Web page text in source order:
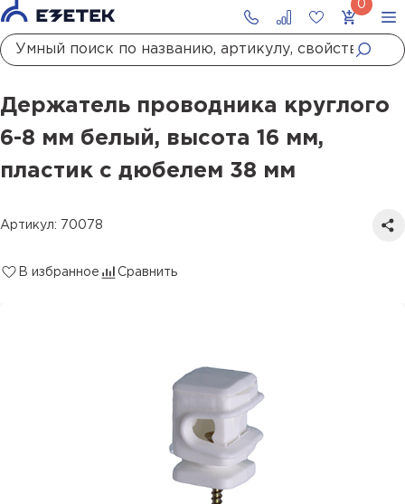
Держатели проводника
Держатель проводника круглого 6-8 мм белый, высота 16 мм, пластик с дюбелем 38 мм
Держатель проводника круглого
6-8 мм белый, высота 16 мм,
пластик с дюбелем 38 мм
Артикул: 70078
В избранное Сравнить